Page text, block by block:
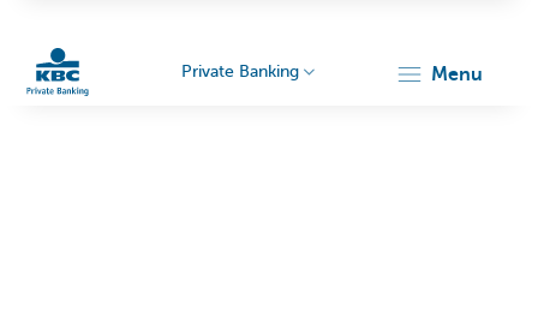
Private Banking menu